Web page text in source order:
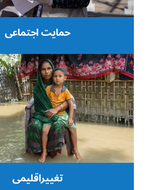
حمایت اجتماعی
تغییراقلیمی